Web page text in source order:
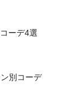
ーデ4選
別コーデ